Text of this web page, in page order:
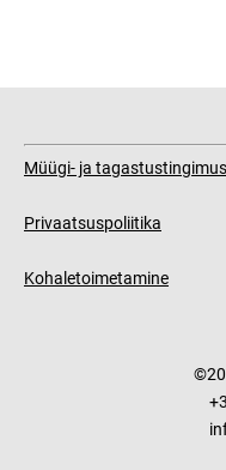
Müügi- ja
Privaatsuspoliitika
Kohaletoimetamine